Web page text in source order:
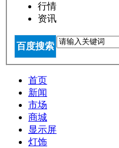
行情
资讯
百度搜索
首页
新闻
市场
商城
显示屏
灯饰